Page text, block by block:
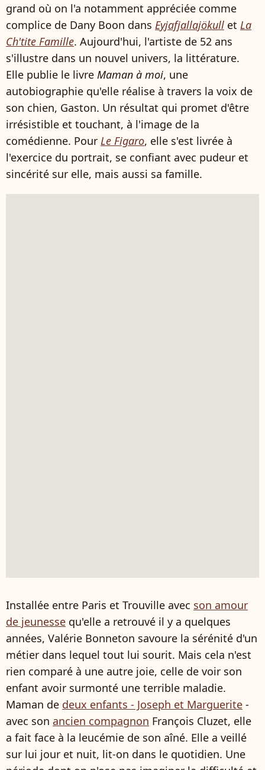
grand où on l'a notamment appréciée comme
complice de Dany Boon dans Eyjafjallajökull et La
Ch'tite Famille. Aujourd'hui, l'artiste de 52 ans
s'illustre dans un nouvel univers, la littérature.
Elle publie le livre Maman à moi, une
autobiographie qu'elle réalise à travers la voix de
son chien, Gaston. Un résultat qui promet d'être
irrésistible et touchant, à l'image de la
comédienne. Pour Le Figaro, elle s'est livrée à
l'exercice du portrait, se confiant avec pudeur et
sincérité sur elle, mais aussi sa famille.
Installée entre Paris et Trouville avec son amour
de jeunesse qu'elle a retrouvé il y a quelques
années, Valérie Bonneton savoure la sérénité d'un
métier dans lequel tout lui sourit. Mais cela n'est
rien comparé à une autre joie, celle de voir son
enfant avoir surmonté une terrible maladie.
Maman de deux enfants - Joseph et Marguerite -
avec son ancien compagnon François Cluzet, elle
a fait face à la leucémie de son aîné. Elle a veillé
sur lui jour et nuit, lit-on dans le quotidien. Une